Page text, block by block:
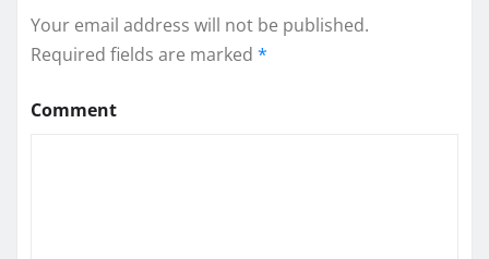
Your email address will not be published.
Required fields are marked *
Comment